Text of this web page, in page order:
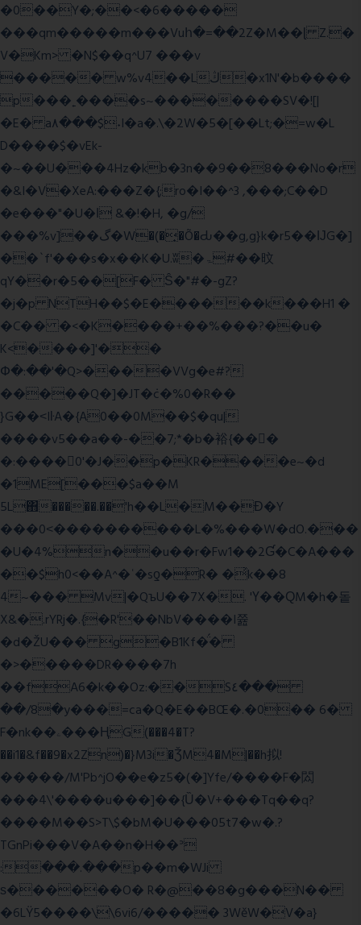
�0��Y�;��<�6�����
���qm�����m���Vuհ�=��2Z�M��ɭ Z.�
V�Km> �N$��q^U7 ���v
����� w%v4��Lڭ�x1N'�b����
p���˿����s~��������SV�![|
�E� a٨���$˖I�a�.\�2W�5�[��Lt;�=w�L
D����$�vEk-
�~��U���4Hz�kb�3n��9��8���No�r
�&I�V�XeA:���Z�{;ro�I��^3 ,���;C��D
�e���"�U�ǀ &�!�H, �g/
���%v]��گ�W�(�̟�Õ�Ԃ��g,g}k�r5��ĲG�]
��`f'���s�x��K�U.ʬ�ۃ#��旼
qY��r�5��[F� Ŝ�"#�-gZ?
�j�p NTH��$�E������k���H1 �
�C�� �<�K����+��%���?��u�
K<����]'��
Փ�:��'�Q>����VVg�e#?
�����Q�]�JT�݁c�%0�R��
}G��˂IŀA�{A0��0M��$�qu|
����v5��a��-��7;*�b�裕{���ً
�:����0'�J��p�KR����e~�d
�1ME[���$a��M
5L΋�����.��'h��L�M��Ɖ�Y
���0˂����������L�%���W�dO.���
�U�4%n��u��r�Fw1��2Ɠ�C�A���
��$h0<��A^�ʿ�sƍ�R� �͗k��8
4~��� Mv|�QъU��7X�. 'Ү��ԚM�h�돝
X&�.rYRj�.{�R'��NbV����I쯆
�d�ŽU��� g�B1Kf�̈́�
�>�����DR����7h
��fA6�k��Oz:��S٤���
��/8�y���=ca�Q�E��BŒ�.�0�� 6�
F�nk��ۦ���ҢG(���4�T?
��i1�&f��9�x2Zn)�}M3i�ǮM4�M|��h拟!
�����/M'Pb^jO��e�z5�(�]Yfe/����F�閦
���4\'����u���]��{Ȕ�V+���Tq��q?
����M��S>T\$�bM�U���05t7�w�.?
TGnPi���V�A��n�H��ᐣ
:���.���p��m�WJi
ѕ������O� R�@��8�g���N��
�6LŸ5����\\6vi6/����� 3WěW�V�a}